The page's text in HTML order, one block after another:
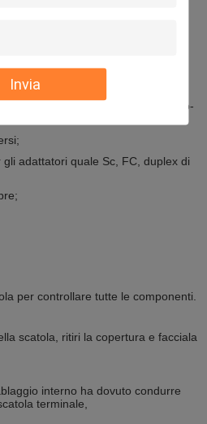
Invia
utilizzata per le applicazioni
scatola adotta il metodo «della auto-
adattatori quale Sc, FC, duplex di
per controllare tutte le componenti.
scatola, ritiri la copertura e facciala
interno ha dovuto condurre
terminale,